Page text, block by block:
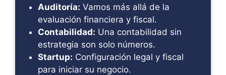
Auditoría: Vamos más allá de la
evaluación financiera y fiscal.
Contabilidad: Una contabilidad sin
estrategia son solo números.
Startup: Configuración legal y fiscal
para iniciar su negocio.